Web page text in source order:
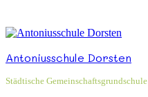
Antoniusschule Dorsten
Städtische Gemeinschaftsgrundschule